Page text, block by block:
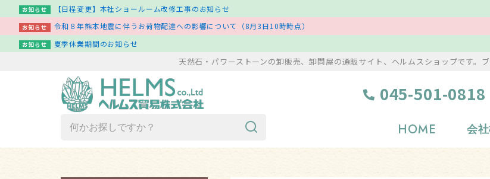
お知らせ 【日程変更】本社ショールーム改修工事のお知らせ
お知らせ 令和８年熊本地震に伴うお荷物配達への影響について（8月3日10時時点）
お知らせ 夏季休業期間のお知らせ
天然石・パワーストーンの卸販売、卸問屋の通販サイト、ヘルムスショップです。
045-501-0818
HOME 会